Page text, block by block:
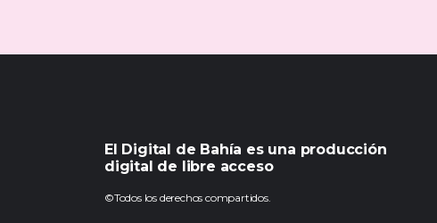
El Digital de Bahía es una producción
digital de libre acceso
©Todos los derechos compartidos.